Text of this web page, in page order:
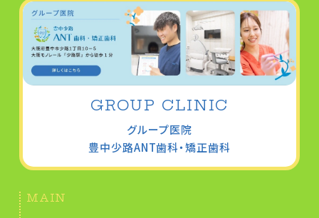
GROUP CLINIC
グループ医院
豊中少路ANT歯科・矯正歯科
MAIN